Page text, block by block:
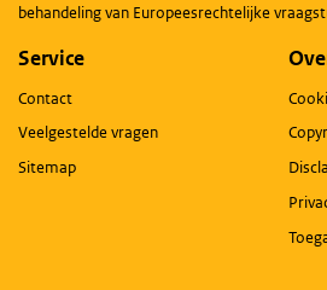
behandeling van Europeesrechtelijke
Service
Contact
Veelgestelde vragen
Sitemap